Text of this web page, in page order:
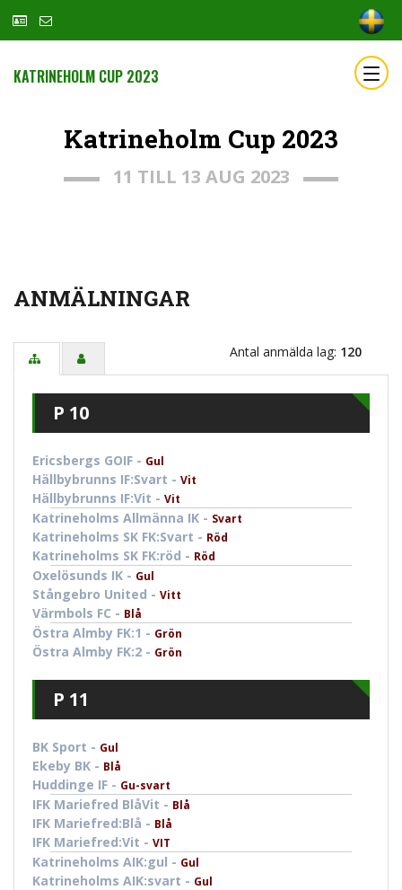
KATRINEHOLM CUP 2023
Katrineholm Cup 2023
11 TILL 13 AUG 2023
ANMÄLNINGAR
Antal anmälda lag: 120
P 10
Ericsbergs GOIF - Gul
Hällbybrunns IF:Svart - Vit
Hällbybrunns IF:Vit - Vit
Katrineholms Allmänna IK - Svart
Katrineholms SK FK:Svart - Röd
Katrineholms SK FK:röd - Röd
Oxelösunds IK - Gul
Stångebro United - Vitt
Värmbols FC - Blå
Östra Almby FK:1 - Grön
Östra Almby FK:2 - Grön
P 11
BK Sport - Gul
Ekeby BK - Blå
Huddinge IF - Gu-svart
IFK Mariefred BlåVit - Blå
IFK Mariefred:Blå - Blå
IFK Mariefred:Vit - VIT
Katrineholms AIK:gul - Gul
Katrineholms AIK:svart - Gul